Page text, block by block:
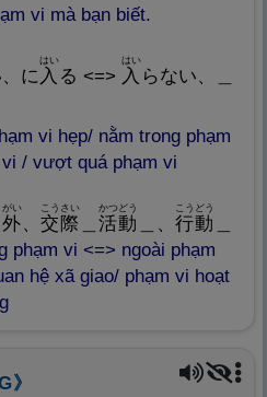
vi mà bạn biết.
に入
はい
る <=> 入
はい
らない、＿
vi hẹp/ nằm trong phạm
/ vượt quá phạm vi
外
Nghĩa: Ngoài, bên ngoài, phía
がい
、 交 際
こうさい
活
Nghĩa: Sống, hoạt động, hoạt
動
Nghĩa: Động đậy, cử động, hoạt
かつどう
＿、 行動
こうどう
phạm vi <=> ngoài phạm
hệ xã giao/ phạm vi hoạt